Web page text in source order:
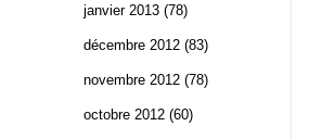
janvier 2013 (78)
décembre 2012 (83)
novembre 2012 (78)
octobre 2012 (60)